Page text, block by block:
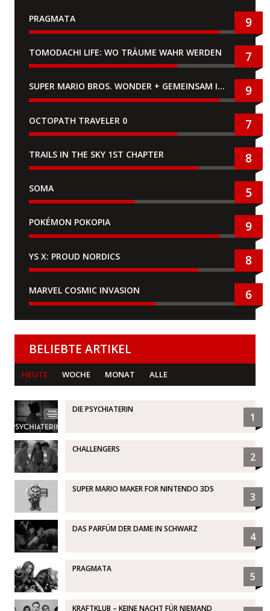
PRAGMATA 9
TOMODACHI LIFE: WO TRÄUME WAHR WERDEN 7
SUPER MARIO BROS. WONDER + GEMEINSAM IM BELLABEL-PARK 9
OCTOPATH TRAVELER 0 7
TRAILS IN THE SKY 1ST CHAPTER 8
SOMA 5
POKÉMON POKOPIA 9
YS X: PROUD NORDICS 8
MARVEL COSMIC INVASION 6
BELIEBTE ARTIKEL
HEUTE WOCHE MONAT ALLE
DIE PSYCHIATERIN
1
CHALLENGERS
2
SUPER MARIO MAKER FOR NINTENDO 3DS
3
DAS PARFÜM DER DAME IN SCHWARZ
4
PRAGMATA
5
KRAFTKLUB – KEINE NACHT FÜR NIEMAND